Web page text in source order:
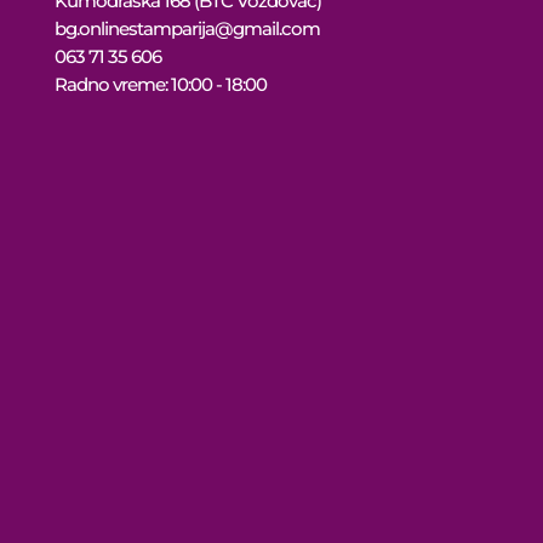
bg.onlinestamparija@gmail.com
063 71 35 606
Radno vreme: 10:00 - 18:00